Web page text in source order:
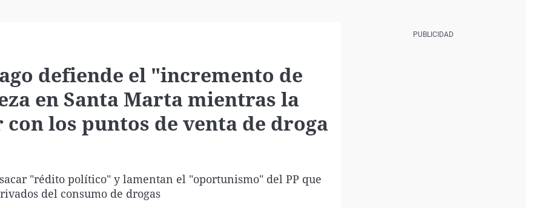
defiende el "incremento de
en Santa Marta mientras la
los puntos de venta de droga
"rédito político" y lamentan el "oportunismo" del PP que
del consumo de drogas